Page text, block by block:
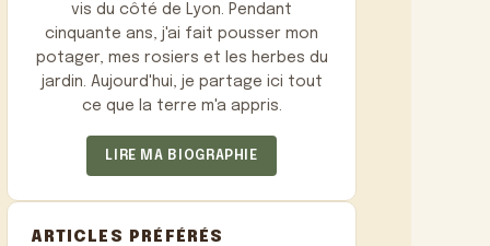
vis du côté de Lyon. Pendant
cinquante ans, j'ai fait pousser mon
potager, mes rosiers et les herbes du
jardin. Aujourd'hui, je partage ici tout
ce que la terre m'a appris.
LIRE MA BIOGRAPHIE
ARTICLES PRÉFÉRÉS